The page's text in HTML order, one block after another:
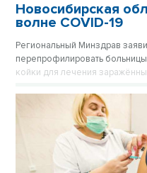
Новосибирская
волне COVID-19
Региональный Минздрав
перепрофилировать
койки для лечения